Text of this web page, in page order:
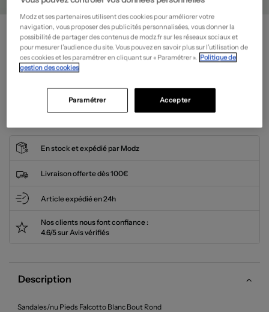
FALCOTTO
Sandales/Nu pieds - Bout rond- Outlet
15,80€
Guide des tailles
En stock et expédié par Modz
Livraison offerte dès 100€
Article expédié en 24h
Nos clients nous font confiance :
4.6/5 sur Avis vérifiés
Description
Sandales/nu Pieds Falcotto Blanc Bout Rond
Modz et ses partenaires utilisent des cookies pour améliorer votre
navigation, vous proposer des publicités personnalisées, vous donner la
possibilité de partager des contenus de modz.fr sur les réseaux sociaux et
pour mesurer l’audience du site. Vous pouvez en savoir plus sur l’utilisation de
ces cookies et les paramétrer en cliquant sur « Paramétrer ». Politique de
gestion des cookies
Accepter
Paramétrer